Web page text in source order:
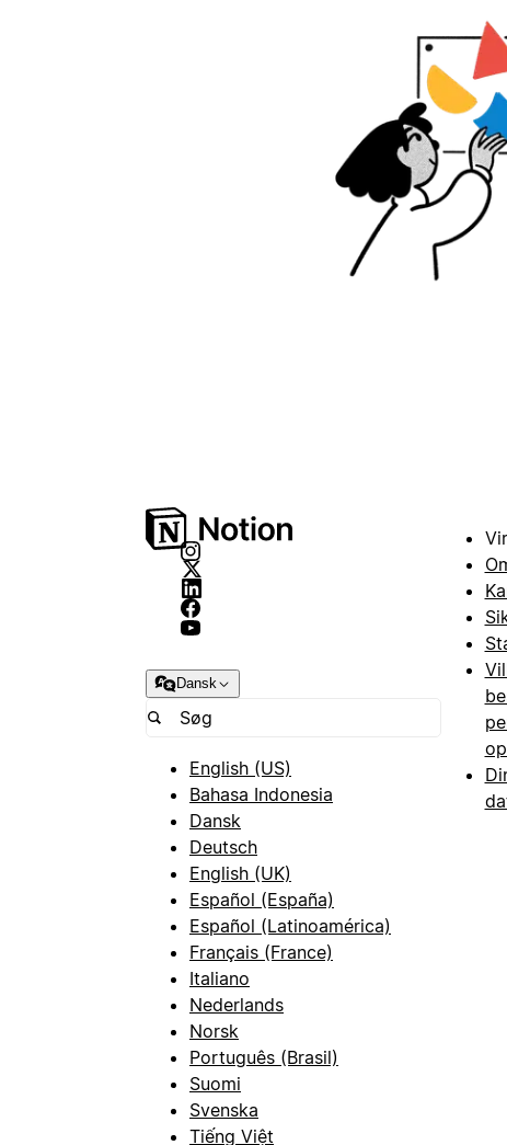
Dansk
English (US)
Bahasa Indonesia
Dansk
Deutsch
English (UK)
Español (España)
Español (Latinoamérica)
Français (France)
Italiano
Nederlands
Norsk
Português (Brasil)
Suomi
Svenska
Tiếng Việt